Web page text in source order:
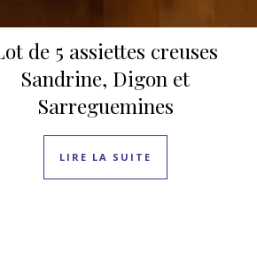
de 5 assiettes creuses
Sandrine, Digon et
Sarreguemines
LIRE LA SUITE